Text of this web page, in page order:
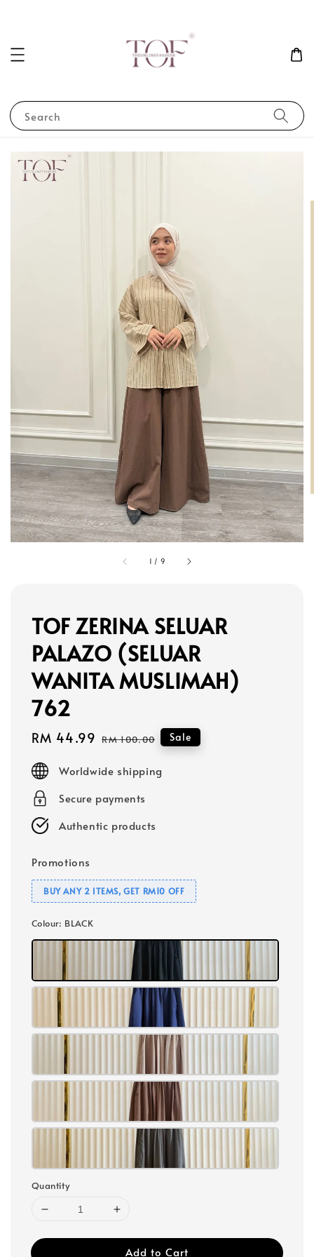
Search
1 / 9
TOF ZERINA SELUAR
PALAZO (SELUAR
WANITA MUSLIMAH)
762
Sale
RM 44.99 Regular
RM 100.00 Sale
Worldwide shipping
Secure payments
Authentic products
Promotions
BUY ANY 2 ITEMS, GET RM10 OFF
Colour: BLACK
Quantity
Add to Cart